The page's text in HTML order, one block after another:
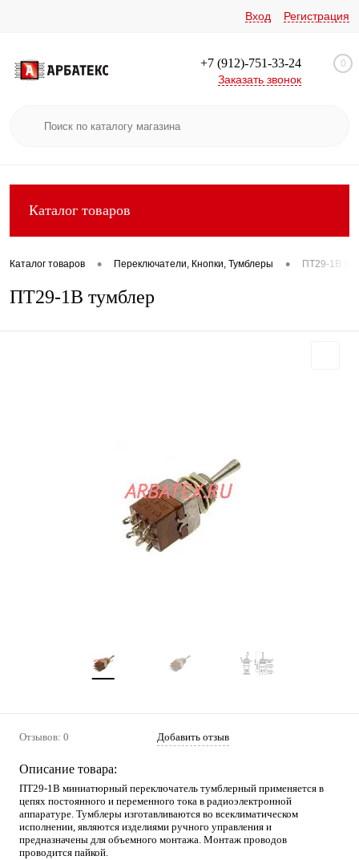
Вход Регистрация
+7 (912)-751-33-24
Заказать звонок
0
Каталог товаров
Каталог товаров • Переключатели, Кнопки, Тумблеры • ПТ29-1В
ПТ29-1В тумблер
Отзывов: 0 Добавить отзыв
Описание товара:
ПТ29-1В миниатюрный переключатель тумблерный применяется в
цепях постоянного и переменного тока в радиоэлектронной
аппаратуре. Тумблеры изготавливаются во всеклиматическом
исполнении, являются изделиями ручного управления и
предназначены для объемного монтажа. Монтаж проводов
проводится пайкой.